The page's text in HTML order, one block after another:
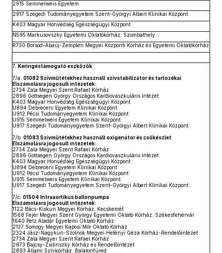
2915 Semmelweis Egyetem
2917 Szegedi Tudományegyetem Szent-Györgyi Albert Klinikai Központ
K403 Magyar Honvédség Egészségügyi Központ
N595 Markusovszky Egyetemi Oktatókórház, Szombathely
R730 Borsod-Abaúj-Zemplén Megyei Központi Kórház és Egyetemi Oktatókórház
7. Keringéstámogató eszközök
7/a. 01082 Szívműtétekhez használt szívstabilizátor és tartozékai
Elszámolásra jogosult intézetek:
2734 Zala Megyei Szent Rafael Kórház
2896 Gottsegen György Országos Kardiovaszkuláris Intézet
K403 Magyar Honvédség Egészségügyi Központ
U894 Debreceni Egyetem Klinikai Központ
U912 Pécsi Tudományegyetem Klinikai Központ
U915 Semmelweis Egyetem Klinikai Központ
U917 Szegedi Tudományegyetem Szent-Györgyi Albert Klinikai Központ
7/b. 01083 Szívműtétekhez használt oxigenátor és csőkészlet
Elszámolásra jogosult intézetek:
2734 Zala Megyei Szent Rafael Kórház
2896 Gottsegen György Országos Kardiovaszkuláris Intézet
K403 Magyar Honvédség Egészségügyi Központ
U894 Debreceni Egyetem Klinikai Központ
U912 Pécsi Tudományegyetem Klinikai Központ
U915 Semmelweis Egyetem Klinikai Központ
U917 Szegedi Tudományegyetem Szent-Györgyi Albert Klinikai Központ
7/c. 01504 Intraaortikus ballonpumpa
Elszámolásra jogosult intézetek:
1122 Bács-Kiskun Megyei Kórház, Kecskemét
1568 Fejér Megyei Szent György Egyetemi Oktató Kórház, Székesfehérvár
1640 Petz Aladár Egyetemi Oktató Kórház
2137 Somogy Megyei Kaposi Mór Oktató Kórház
2324 Jász-Nagykun-Szolnok Megyei Hetényi Géza Kórház-Rendelőintézet
2734 Zala Megyei Szent Rafael Kórház
2873 Bajcsy-Zsilinszky Kórház és Rendelőintézet
2893 Állami Szívkórház, Balatonfüred